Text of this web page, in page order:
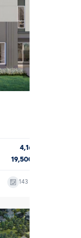
4,160,000
19,500
143